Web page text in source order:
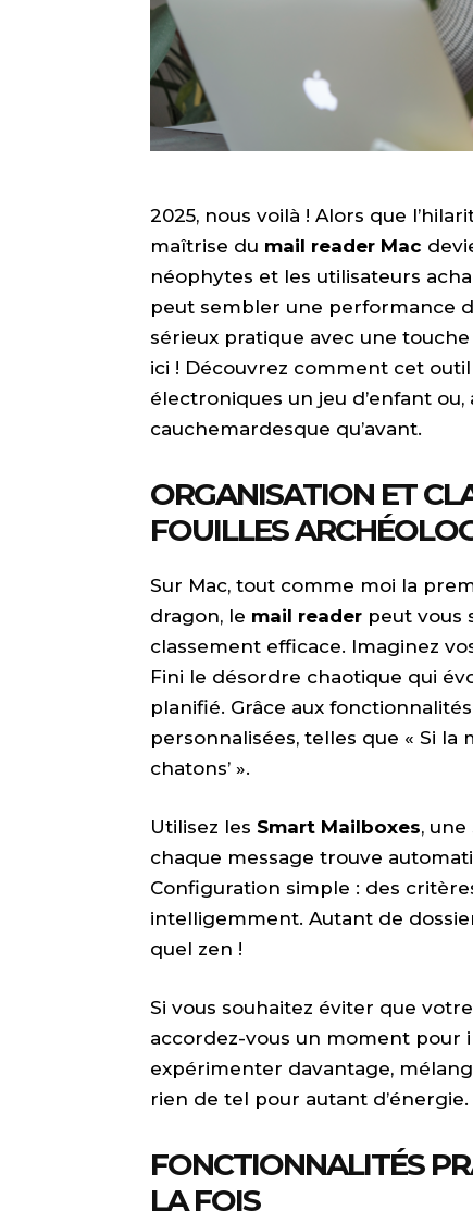
2025, nous voilà ! Alors que
maîtrise du mail reader Mac
néophytes et les utilisateurs
peut sembler une performance
sérieux pratique avec une
ici ! Découvrez comment cet
électroniques un jeu d’enfant
cauchemardesque qu’avant.
ORGANISATION ET
FOUILLES
Sur Mac, tout comme moi la
dragon, le mail reader peut vous
classement efficace. Imaginez
Fini le désordre chaotique qui
planifié. Grâce aux
personnalisées, telles que « Si la
chatons’ ».
Utilisez les Smart Mailboxes,
chaque message trouve
Configuration simple : des
intelligemment. Autant de
quel zen !
Si vous souhaitez éviter que
accordez-vous un moment pour
expérimenter davantage,
rien de tel pour autant d’énergie.
FONCTIONNALITÉS
LA FOIS